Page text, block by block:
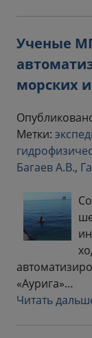
Ученые
морских
Метки:
Багаев А.В.,
«Аурига»…
Читать